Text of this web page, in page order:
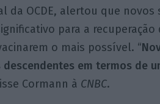
da OCDE, alertou que
para a
o mais possível. “
em termos de
Cormann à CNBC.